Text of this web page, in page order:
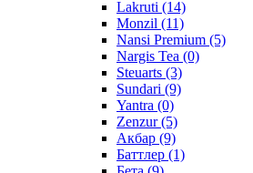
Lakruti (14)
Monzil (11)
Nansi Premium (5)
Nargis Tea (0)
Steuarts (3)
Sundari (9)
Yantra (0)
Zenzur(5)
Акбар (9)
Баттлер (1)